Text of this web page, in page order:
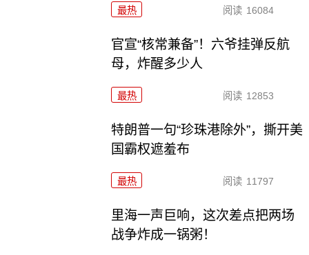
最热 阅读 16084
官宣“核常兼备”！六爷挂弹反航
母，炸醒多少人
最热 阅读 12853
特朗普一句“珍珠港除外”，撕开美
国霸权遮羞布
最热 阅读 11797
里海一声巨响，这次差点把两场
战争炸成一锅粥！